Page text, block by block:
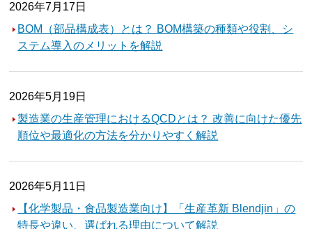
2026年7月17日
BOM（部品構成表）とは？ BOM構築の種類や役割、シ
ステム導入のメリットを解説
2026年5月19日
製造業の生産管理におけるQCDとは？ 改善に向けた優先
順位や最適化の方法を分かりやすく解説
2026年5月11日
【化学製品・食品製造業向け】「生産革新 Blendjin」の
特長や違い、選ばれる理由について解説